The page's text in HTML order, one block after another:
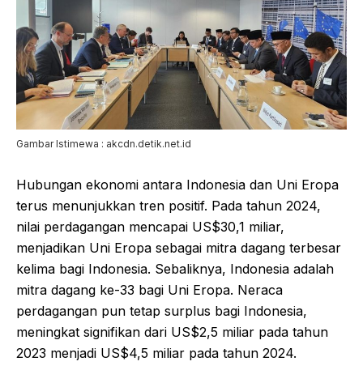
Gambar Istimewa : akcdn.detik.net.id
Hubungan ekonomi antara Indonesia dan Uni Eropa
terus menunjukkan tren positif. Pada tahun 2024,
nilai perdagangan mencapai US$30,1 miliar,
menjadikan Uni Eropa sebagai mitra dagang terbesar
kelima bagi Indonesia. Sebaliknya, Indonesia adalah
mitra dagang ke-33 bagi Uni Eropa. Neraca
perdagangan pun tetap surplus bagi Indonesia,
meningkat signifikan dari US$2,5 miliar pada tahun
2023 menjadi US$4,5 miliar pada tahun 2024.